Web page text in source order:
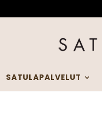
SATULAPALVELUT